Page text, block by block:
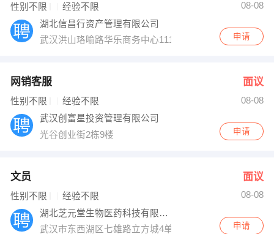
性别不限 经验不限
08-08
湖北信昌行资产管理有限公司
武汉洪山珞喻路华乐商务中心1110
申请
网销客服 面议
性别不限 经验不限
08-08
武汉创富星投资管理有限公司
光谷创业街2栋9楼
申请
文员 面议
性别不限 经验不限
08-08
湖北芝元堂生物医药科技有限公司
武汉市东西湖区七雄路立方城4单元704室
申请